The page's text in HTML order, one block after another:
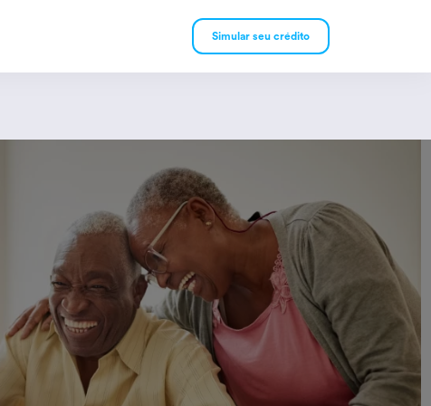
Empréstimo Consignado
Simular seu crédito